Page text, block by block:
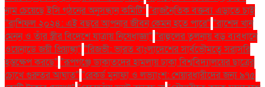
নাম চেয়েছে ইসি গঠনের অনুসন্ধান কমিটি" "রাজনৈতিক বক্তব্য এড়াতে চাই
"রাশিফল ২০২৪: এই বছরে আপনার জীবন কেমন হতে পারে" "রাশেদ খান
মেনন ও তাঁর স্ত্রীর বিদেশে যাত্রায় নিষেধাজ্ঞা" "রাহুলের তুলনায় বড় ব্যবধানে
ওয়েনাডে জয়ী প্রিয়াঙ্কা" "রিজভী: ভারত বাংলাদেশের সার্বভৌমত্বে সরাসরি
হস্তক্ষেপ করছে" "রূপগঞ্জে ডাকাতদের হামলায় ঢাকা বিশ্ববিদ্যালয়ের ছাত্রের
চোখে গুরুতর আঘাত" "রেকর্ড মুনাফা ও লভ্যাংশ: শেয়ারধারীদের জন্য ৯৭৫